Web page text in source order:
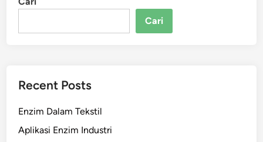
Cari
Recent Posts
Enzim Dalam Tekstil
Aplikasi Enzim Industri